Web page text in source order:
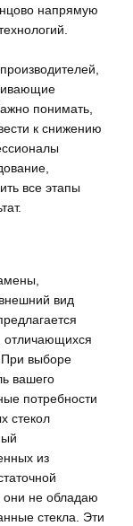
напрямую
понимать,
к снижению
все этапы
вид
отличающихся
При выборе
вашего
потребности
стекол
из
они не обладаю
стекла. Эти